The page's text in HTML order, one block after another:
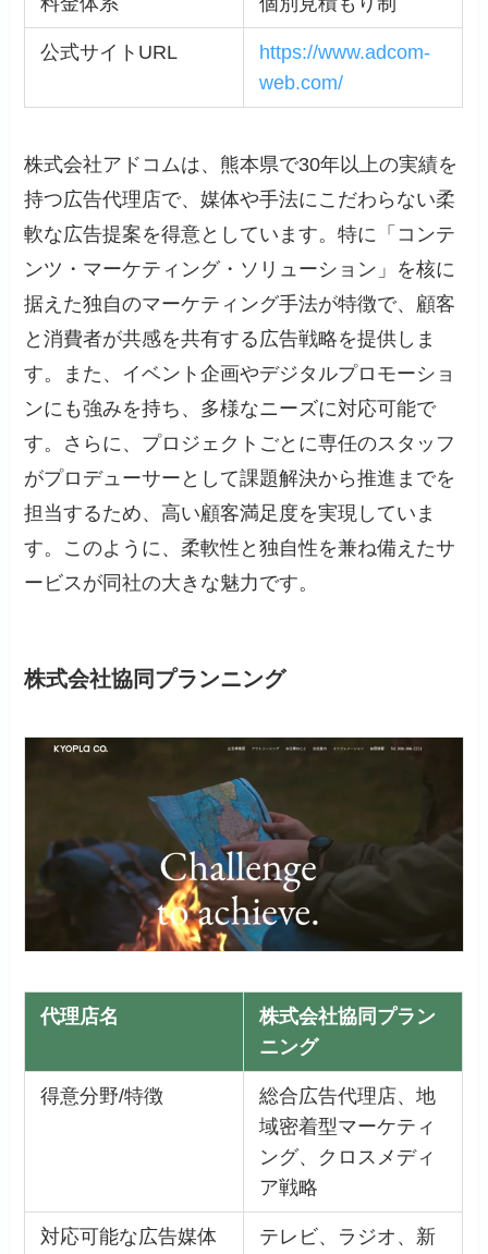
公式サイトURL
https://www.adcom-
web.com/
株式会社アドコムは、熊本県で30年以上の実績を
持つ広告代理店で、媒体や手法にこだわらない柔
軟な広告提案を得意としています。特に「コンテ
ンツ・マーケティング・ソリューション」を核に
据えた独自のマーケティング手法が特徴で、顧客
と消費者が共感を共有する広告戦略を提供しま
す。また、イベント企画やデジタルプロモーショ
ンにも強みを持ち、多様なニーズに対応可能で
す。さらに、プロジェクトごとに専任のスタッフ
がプロデューサーとして課題解決から推進までを
担当するため、高い顧客満足度を実現していま
す。このように、柔軟性と独自性を兼ね備えたサ
ービスが同社の大きな魅力です。
株式会社協同プランニング
代理店名
株式会社協同プラン
ニング
得意分野/特徴
総合広告代理店、地
域密着型マーケティ
ング、クロスメディ
ア戦略
対応可能な広告媒体
テレビ、ラジオ、新